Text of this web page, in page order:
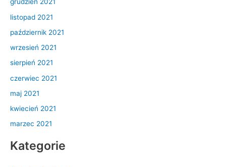
grudzień 2021
listopad 2021
październik 2021
wrzesień 2021
sierpień 2021
czerwiec 2021
maj 2021
kwiecień 2021
marzec 2021
Kategorie